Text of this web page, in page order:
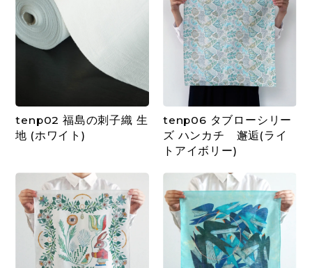
tenp02 福島の刺子織 生
地 (ホワイト)
tenp06 タブローシリー
ズ ハンカチ 邂逅(ライ
トアイボリー)